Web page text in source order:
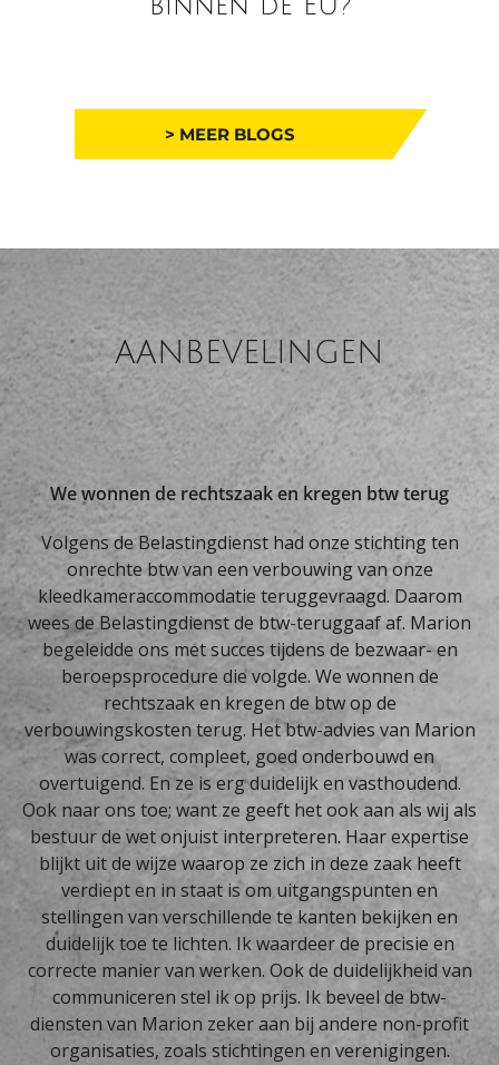
binnen de EU?
> MEER BLOGS
AANBEVELINGEN
We wonnen de rechtszaak en kregen btw terug
Volgens de Belastingdienst had onze stichting ten
onrechte btw van een verbouwing van onze
kleedkameraccommodatie teruggevraagd. Daarom
wees de Belastingdienst de btw-teruggaaf af. Marion
begeleidde ons met succes tijdens de bezwaar- en
beroepsprocedure die volgde. We wonnen de
rechtszaak en kregen de btw op de
verbouwingskosten terug. Het btw-advies van Marion
was correct, compleet, goed onderbouwd en
overtuigend. En ze is erg duidelijk en vasthoudend.
Ook naar ons toe; want ze geeft het ook aan als wij als
bestuur de wet onjuist interpreteren. Haar expertise
blijkt uit de wijze waarop ze zich in deze zaak heeft
verdiept en in staat is om uitgangspunten en
stellingen van verschillende te kanten bekijken en
duidelijk toe te lichten. Ik waardeer de precisie en
correcte manier van werken. Ook de duidelijkheid van
communiceren stel ik op prijs. Ik beveel de btw-
diensten van Marion zeker aan bij andere non-profit
organisaties, zoals stichtingen en verenigingen.